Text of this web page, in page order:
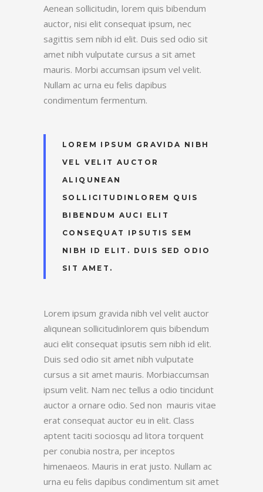
Aenean sollicitudin, lorem quis bibendum
auctor, nisi elit consequat ipsum, nec
sagittis sem nibh id elit. Duis sed odio sit
amet nibh vulputate cursus a sit amet
mauris. Morbi accumsan ipsum vel velit.
Nullam ac urna eu felis dapibus
condimentum fermentum.
LOREM IPSUM GRAVIDA NIBH
VEL VELIT AUCTOR
ALIQUNEAN
SOLLICITUDINLOREM QUIS
BIBENDUM AUCI ELIT
CONSEQUAT IPSUTIS SEM
NIBH ID ELIT. DUIS SED ODIO
SIT AMET.
Lorem ipsum gravida nibh vel velit auctor
aliqunean sollicitudinlorem quis bibendum
auci elit consequat ipsutis sem nibh id elit.
Duis sed odio sit amet nibh vulputate
cursus a sit amet mauris. Morbiaccumsan
ipsum velit. Nam nec tellus a odio tincidunt
auctor a ornare odio. Sed non mauris vitae
erat consequat auctor eu in elit. Class
aptent taciti sociosqu ad litora torquent
per conubia nostra, per inceptos
himenaeos. Mauris in erat justo. Nullam ac
urna eu felis dapibus condimentum sit amet